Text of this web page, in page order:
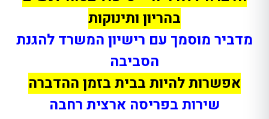
בהריון ותינוקות
מדביר מוסמך עם רישיון המשרד להגנת
הסביבה
אפשרות להיות בבית בזמן ההדברה
שירות בפריסה ארצית רחבה